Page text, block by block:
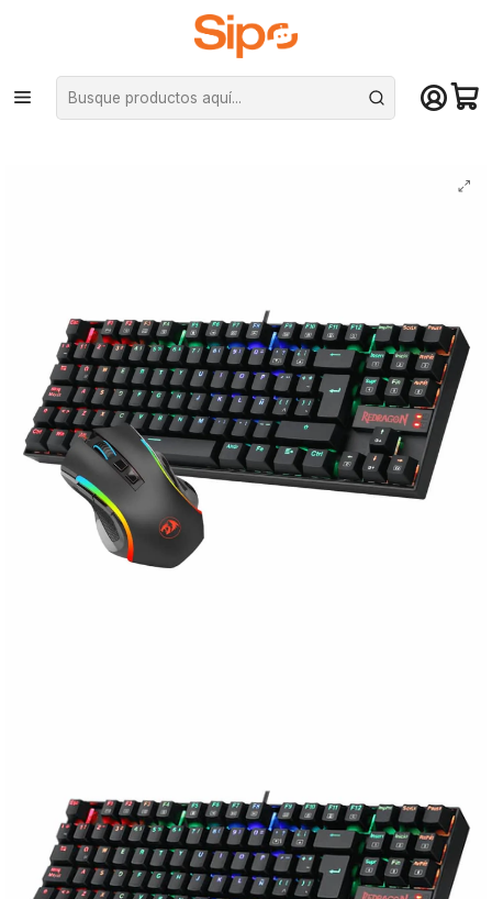
¡Compra hasta mediodía y recibe hoy! De lunes a sábado en el gran
Santiago. Envío gratis desde $29.990
Inicio Computación y Gamers Teclados Mecánicos
Combo Redragon 2 en 1: Teclado mecánico Kumara + Mouse K552RGB-
BA-SP